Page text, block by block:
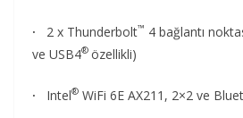
· 2 x Thunderbolt™ 4 bağlantı
ve USB4® özellikli)
· Intel® WiFi 6E AX211, 2×2 ve